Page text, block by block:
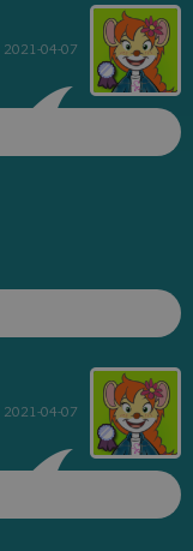
2021-04-07
2021-04-07